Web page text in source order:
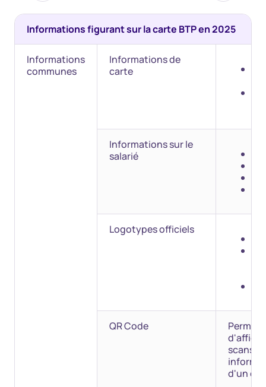
Informations figurant sur la carte BTP en 2025
Informations
communes
Informations de
carte
Informations sur le
salarié
Logotypes officiels
QR Code
scans
d'un